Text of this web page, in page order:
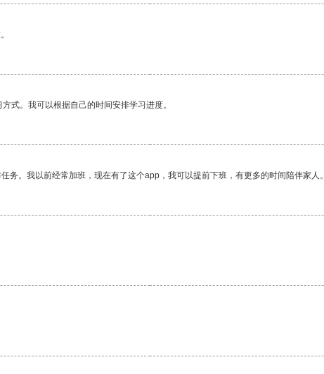
式。我可以根据自己的时间安排学习进度。
。我以前经常加班，现在有了这个app，我可以提前下班，有更多的时间陪伴家人。